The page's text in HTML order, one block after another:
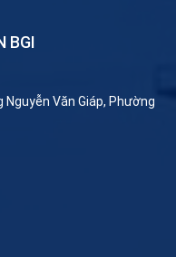
BGI
Văn Giáp, Phường